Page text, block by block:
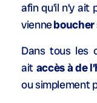
afin qu’il n’y
vienneboucher
Dans tous les
ait accès à de
ou simplement